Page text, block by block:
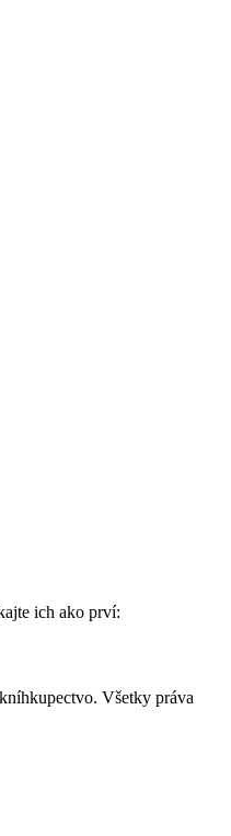
ich ako prví:
Všetky práva